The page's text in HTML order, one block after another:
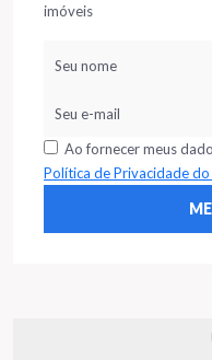
imóveis
Ao fornecer meus
Política de Privacidade do